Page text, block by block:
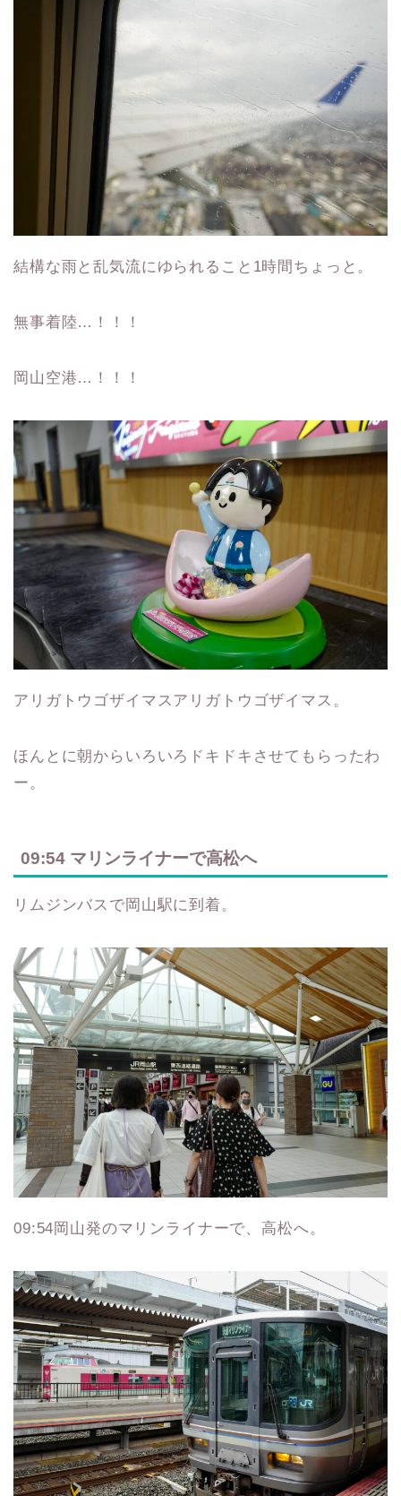
結構な雨と乱気流にゆられること1時間ちょっと。
無事着陸…！！！
岡山空港…！！！
アリガトウゴザイマスアリガトウゴザイマス。
ほんとに朝からいろいろドキドキさせてもらったわ
ー。
09:54 マリンライナーで高松へ
リムジンバスで岡山駅に到着。
09:54岡山発のマリンライナーで、高松へ。